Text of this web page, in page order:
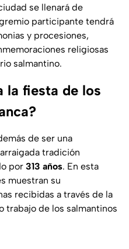
se llenará de
participante tendrá
y procesiones,
religiosas
salmantino.
la fiesta de los
de ser una
tradición
por 313 años. En esta
muestran su
recibidas a través de la
trabajo de los salmantinos